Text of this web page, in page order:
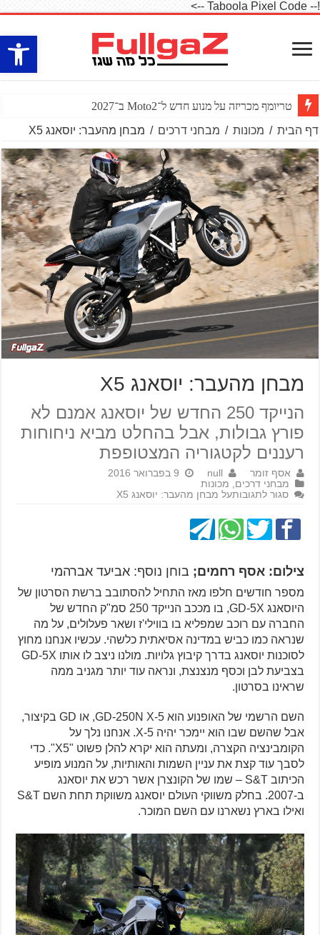
פתח
!-- Taboola Pixel Code -->
טריומף מכריזה על מנוע חדש ל־Moto2 ב־2027
דף הבית / מכונות / מבחני דרכים / מבחן מהעבר: יוסאנג X5
מבחן מהעבר: יוסאנג X5
הנייקד 250 החדש של יוסאנג אמנם לא
פורץ גבולות, אבל בהחלט מביא ניחוחות
רעננים לקטגוריה המצטופפת
אסף זומר null
9 בפברואר 2016
מבחני דרכים, מכונות
סגור לתגובותעל מבחן מהעבר: יוסאנג X5
צילום: אסף רחמים;בוחן נוסף: אביעד אברהמי
מספר חודשים חלפו מאז התחיל להסתובב ברשת הסרטון של
היוסאנג GD-5X, בו מככב הנייקד 250 סמ"ק החדש של
החברה עם רוכב שמפליא בו בווילי'ז ושאר פעלולים, על מה
שנראה כמו כביש במדינה אסיאתית כלשהי. עכשיו אנחנו מחוץ
לסוכנות יוסאנג בדרך קיבוץ גלויות. מולנו ניצב לו אותו GD-5X
בצביעת לבן וכסף מנצנצת, ונראה עוד יותר מגניב ממה
שראינו בסרטון.
השם הרשמי של האופנוע הוא GD-250N X-5, או GD בקיצור,
אבל שהשם שבו הוא יימכר יהיה X-5. אנחנו נלך על
הקומבינציה הקצרה, ומעתה הוא יקרא להלן פשוט "X5". כדי
לסבך עוד קצת את עניין השמות והאותיות, על המנוע מופיע
הכיתוב S&T – שמו של הקונצרן אשר רכש את יוסאנג
ב-2007. בחלק משווקי העולם יוסאנג משווקת תחת השם S&T
ואילו בארץ נשארנו עם השם המוכר.